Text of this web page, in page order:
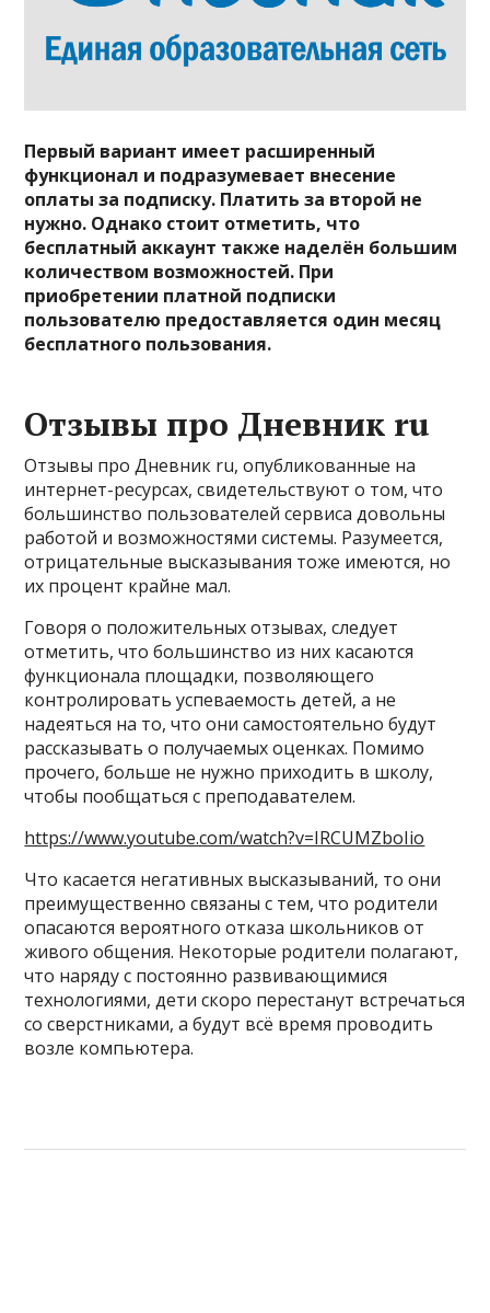
Первый вариант имеет расширенный
функционал и подразумевает внесение
оплаты за подписку. Платить за второй не
нужно. Однако стоит отметить, что
бесплатный аккаунт также наделён большим
количеством возможностей. При
приобретении платной подписки
пользователю предоставляется один месяц
бесплатного пользования.
Отзывы про Дневник ru
Отзывы про Дневник ru, опубликованные на
интернет-ресурсах, свидетельствуют о том, что
большинство пользователей сервиса довольны
работой и возможностями системы. Разумеется,
отрицательные высказывания тоже имеются, но
их процент крайне мал.
Говоря о положительных отзывах, следует
отметить, что большинство из них касаются
функционала площадки, позволяющего
контролировать успеваемость детей, а не
надеяться на то, что они самостоятельно будут
рассказывать о получаемых оценках. Помимо
прочего, больше не нужно приходить в школу,
чтобы пообщаться с преподавателем.
https://www.youtube.com/watch?v=IRCUMZboIio
Что касается негативных высказываний, то они
преимущественно связаны с тем, что родители
опасаются вероятного отказа школьников от
живого общения. Некоторые родители полагают,
что наряду с постоянно развивающимися
технологиями, дети скоро перестанут встречаться
со сверстниками, а будут всё время проводить
возле компьютера.